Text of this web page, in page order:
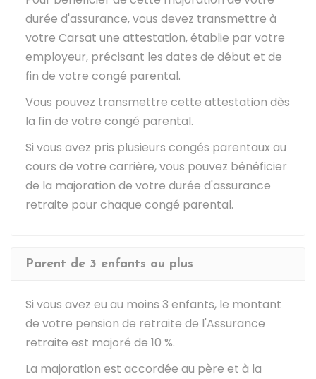
durée d'assurance, vous devez transmettre à
votre Carsat une attestation, établie par votre
employeur, précisant les dates de début et de
fin de votre congé parental.
Vous pouvez transmettre cette attestation dès
la fin de votre congé parental.
Si vous avez pris plusieurs congés parentaux au
cours de votre carrière, vous pouvez bénéficier
de la majoration de votre durée d'assurance
retraite pour chaque congé parental.
Parent de 3 enfants ou plus
Si vous avez eu au moins 3 enfants, le montant
de votre pension de retraite de l'Assurance
retraite est majoré de 10 %.
La majoration est accordée au père et à la